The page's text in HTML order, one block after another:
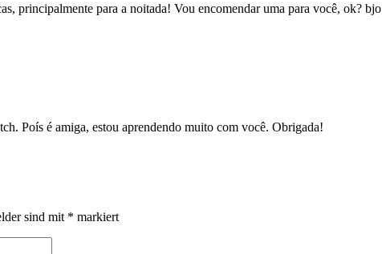
principalmente para a noitada! Vou encomendar uma para você, ok? bjo
Poís é amiga, estou aprendendo muito com você. Obrigada!
sind mit * markiert